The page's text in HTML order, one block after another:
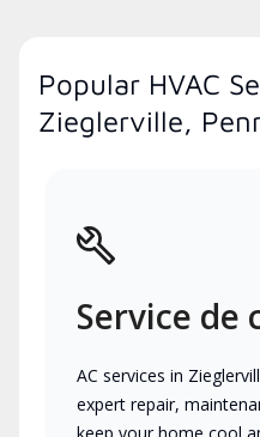
Popular HVAC
Zieglerville,
Service
AC services in
expert repair,